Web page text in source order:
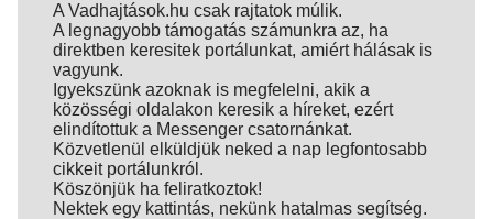
A Vadhajtások.hu csak rajtatok múlik.
A legnagyobb támogatás számunkra az, ha
direktben keresitek portálunkat, amiért hálásak is
vagyunk.
Igyekszünk azoknak is megfelelni, akik a
közösségi oldalakon keresik a híreket, ezért
elindítottuk a Messenger csatornánkat.
Közvetlenül elküldjük neked a nap legfontosabb
cikkeit portálunkról.
Köszönjük ha feliratkoztok!
Nektek egy kattintás, nekünk hatalmas segítség.